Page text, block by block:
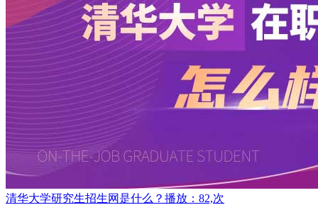
清华大学研究生招生网是什么？ 播放：82,次